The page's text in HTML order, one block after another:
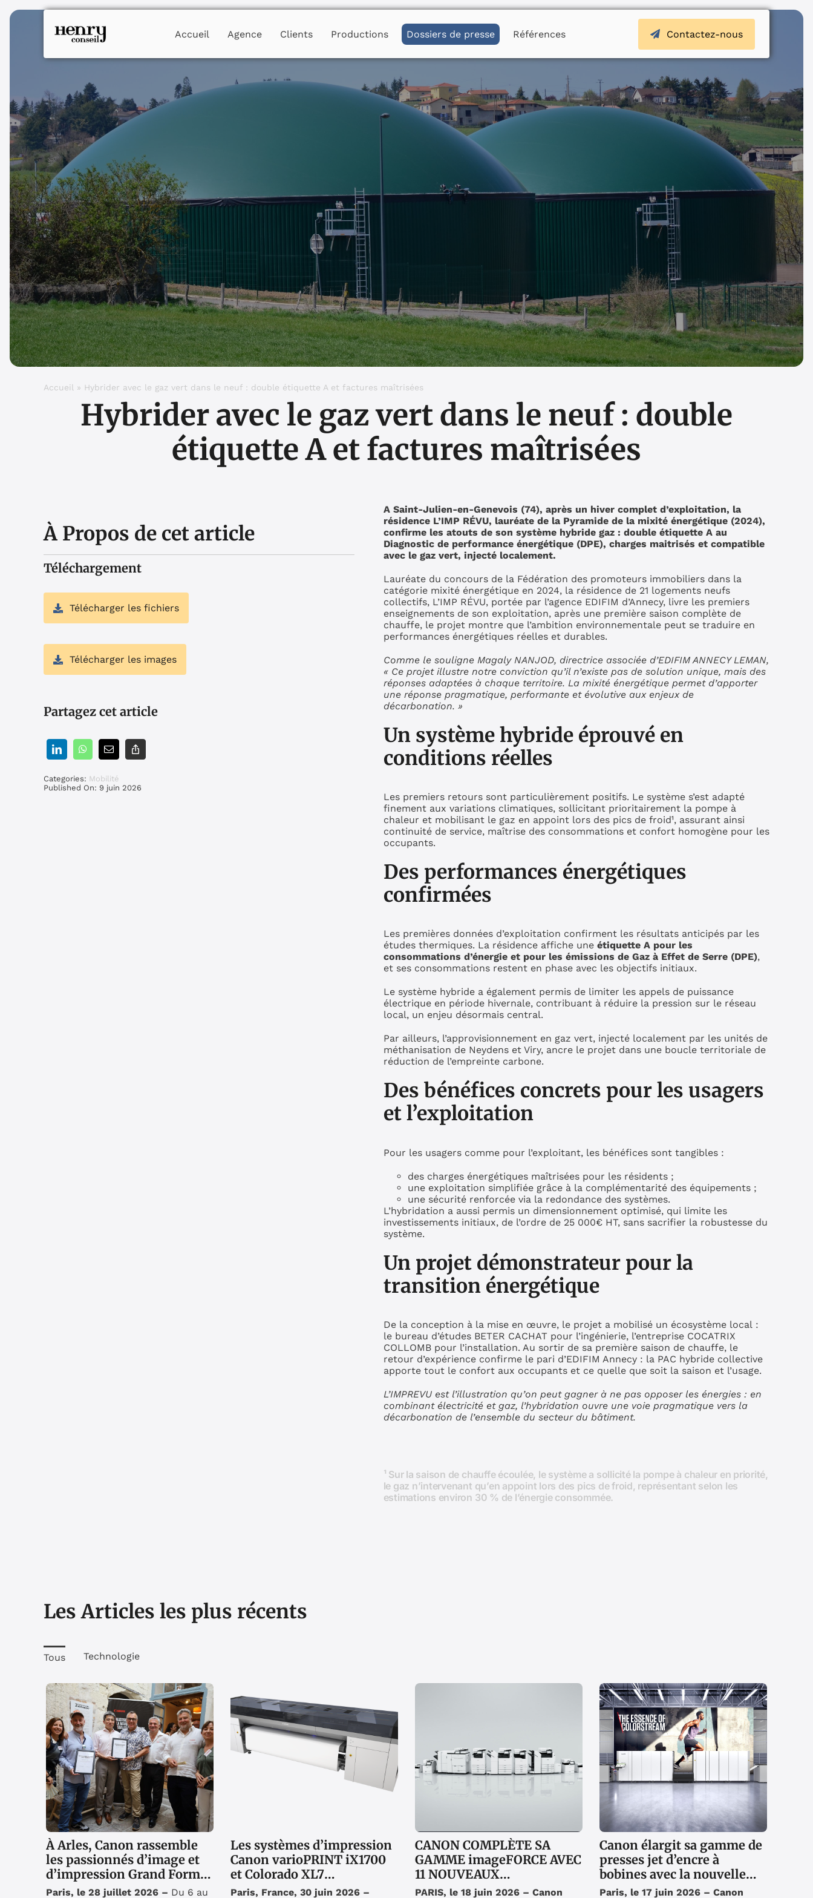
Accueil Agence Clients Productions Dossiers de presse Références Contactez-nous
Accueil » Hybrider avec le gaz vert dans le neuf : double étiquette A et factures maîtrisées
Hybrider avec le gaz vert dans le neuf : double
étiquette A et factures maîtrisées
À Propos de cet article
Téléchargement
Télécharger les fichiers
Télécharger les images
Partagez cet article
Categories: Mobilité
Published On: 9 juin 2026
A Saint-Julien-en-Genevois (74), après un hiver complet d’exploitation, la
résidence L’IMP RÉVU, lauréate de la Pyramide de la mixité énergétique (2024),
confirme les atouts de son système hybride gaz : double étiquette A au
Diagnostic de performance énergétique (DPE), charges maitrisés et compatible
avec le gaz vert, injecté localement.
Lauréate du concours de la Fédération des promoteurs immobiliers dans la
catégorie mixité énergétique en 2024, la résidence de 21 logements neufs
collectifs, L’IMP RÉVU, portée par l’agence EDIFIM d’Annecy, livre les premiers
enseignements de son exploitation, après une première saison complète de
chauffe, le projet montre que l’ambition environnementale peut se traduire en
performances énergétiques réelles et durables.
Comme le souligne Magaly NANJOD, directrice associée d’EDIFIM ANNECY LEMAN,
« Ce projet illustre notre conviction qu’il n’existe pas de solution unique, mais des
réponses adaptées à chaque territoire. La mixité énergétique permet d’apporter
une réponse pragmatique, performante et évolutive aux enjeux de
décarbonation. »
Un système hybride éprouvé en
conditions réelles
Les premiers retours sont particulièrement positifs. Le système s’est adapté
finement aux variations climatiques, sollicitant prioritairement la pompe à
chaleur et mobilisant le gaz en appoint lors des pics de froid¹, assurant ainsi
continuité de service, maîtrise des consommations et confort homogène pour les
occupants.
Des performances énergétiques
confirmées
Les premières données d’exploitation confirment les résultats anticipés par les
études thermiques. La résidence affiche une étiquette A pour les
consommations d’énergie et pour les émissions de Gaz à Effet de Serre (DPE),
et ses consommations restent en phase avec les objectifs initiaux.
Le système hybride a également permis de limiter les appels de puissance
électrique en période hivernale, contribuant à réduire la pression sur le réseau
local, un enjeu désormais central.
Par ailleurs, l’approvisionnement en gaz vert, injecté localement par les unités de
méthanisation de Neydens et Viry, ancre le projet dans une boucle territoriale de
réduction de l’empreinte carbone.
Des bénéfices concrets pour les usagers
et l’exploitation
Pour les usagers comme pour l’exploitant, les bénéfices sont tangibles :
des charges énergétiques maîtrisées pour les résidents ;
une exploitation simplifiée grâce à la complémentarité des équipements ;
une sécurité renforcée via la redondance des systèmes.
L’hybridation a aussi permis un dimensionnement optimisé, qui limite les
investissements initiaux, de l’ordre de 25 000€ HT, sans sacrifier la robustesse du
système.
Un projet démonstrateur pour la
transition énergétique
De la conception à la mise en œuvre, le projet a mobilisé un écosystème local :
le bureau d’études BETER CACHAT pour l’ingénierie, l’entreprise COCATRIX
COLLOMB pour l’installation. Au sortir de sa première saison de chauffe, le
retour d’expérience confirme le pari d’EDIFIM Annecy : la PAC hybride collective
apporte tout le confort aux occupants et ce quelle que soit la saison et l’usage.
L’IMPREVU est l’illustration qu’on peut gagner à ne pas opposer les énergies : en
combinant électricité et gaz, l’hybridation ouvre une voie pragmatique vers la
décarbonation de l’ensemble du secteur du bâtiment.
¹ Sur la saison de chauffe écoulée, le système a sollicité la pompe à chaleur en priorité,
le gaz n’intervenant qu’en appoint lors des pics de froid, représentant selon les
estimations environ 30 % de l’énergie consommée.
Les Articles les plus récents
Tous Technologie
À Arles, Canon rassemble
les passionnés d’image et
d’impression Grand Format
autour de sa gamme
Paris, le 28 juillet 2026 – Du 6 au
Les systèmes d’impression
Canon varioPRINT iX1700
et Colorado XL7
récompensés aux Red Dot
Paris, France, 30 juin 2026 –
CANON COMPLÈTE SA
GAMME imageFORCE AVEC
11 NOUVEAUX
MULTIFONCTIONS A3
PARIS, le 18 juin 2026 – Canon
Canon élargit sa gamme de
presses jet d’encre à
bobines avec la nouvelle
ColorStream 7000, conçue
Paris, le 17 juin 2026 – Canon